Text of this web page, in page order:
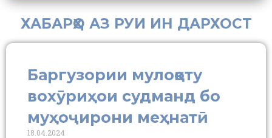
ХАБАРҲО АЗ РУИ ИН ДАРХОСТ
Баргузории мулоқоту
вохӯриҳои судманд бо
муҳоҷирони меҳнатӣ
18.04.2024